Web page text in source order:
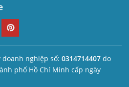
nghiệp số: 0314714407 do
phố Hồ Chí Minh cấp ngày